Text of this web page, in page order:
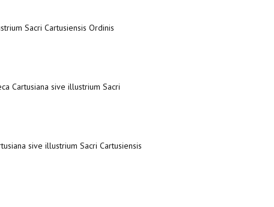
Sacri Cartusiensis Ordinis
Cartusiana sive illustrium Sacri
sive illustrium Sacri Cartusiensis